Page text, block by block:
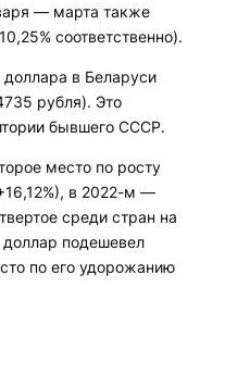
— марта также
соответственно).
в Беларуси
рубля). Это
бывшего СССР.
место по росту
в 2022-м —
среди стран на
подешевел
по его удорожанию